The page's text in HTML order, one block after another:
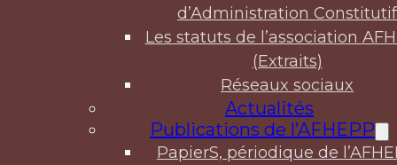
d’Administration Constitutif
Les statuts de l’association
(Extraits)
Réseaux sociaux
Actualités
Publications de l’AFHEPP
PapierS, périodique de